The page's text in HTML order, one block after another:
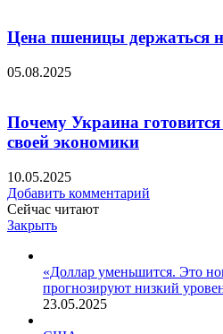
Цена пшеницы держаться
05.08.2025
Почему Украина
своей экономики
10.05.2025
Добавить комментарий
Сейчас читают
Закрыть
«Доллар уменьшится. Это
прогнозируют низкий
23.05.2025